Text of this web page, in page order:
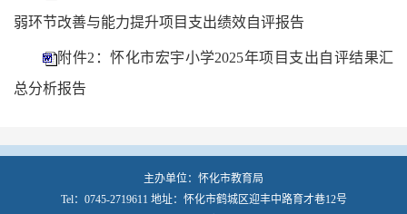
弱环节改善与能力提升项目支出绩效自评报告
附件2：怀化市宏宇小学2025年项目支出自评结果汇
总分析报告
主办单位：怀化市教育局
Tel：0745-2719611 地址：怀化市鹤城区迎丰中路育才巷12号